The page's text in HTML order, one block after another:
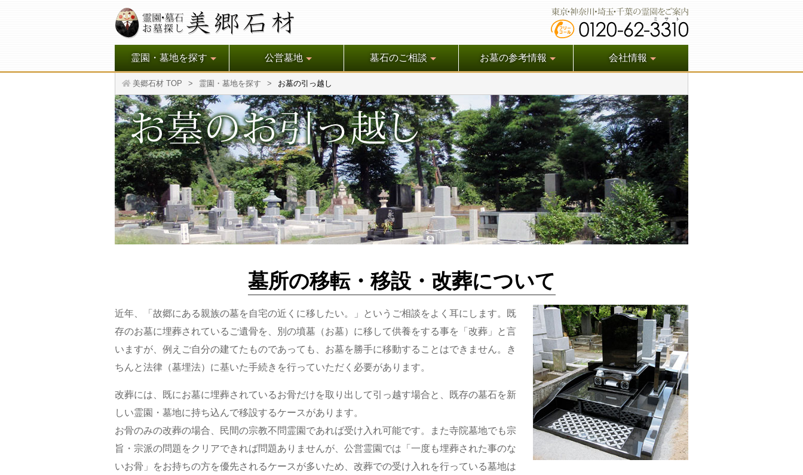
霊園・墓地を探す 公営墓地 墓石のご相談 お墓の参考情報 会社情報
美郷石材 TOP 霊園・墓地を探す お墓の引っ越し
墓所の移転・移設・改葬について
近年、「故郷にある親族の墓を自宅の近くに移したい。」というご相談をよく耳にします。既
存のお墓に埋葬されているご遺骨を、別の墳墓（お墓）に移して供養をする事を「 改葬 」と言
いますが、例えご自分の建てたものであっても、お墓を勝手に移動することはできません。き
ちんと法律（墓埋法）に基いた手続きを行っていただく必要があります。
改葬には、既にお墓に埋葬されているお骨だけを取り出して引っ越す場合と、既存の墓石を新
しい霊園・墓地に持ち込んで移設するケースがあります。
お骨のみの改葬の場合、民間の宗教不問霊園であれば受け入れ可能です。また寺院墓地でも宗
旨・宗派の問題をクリアできれば問題ありませんが、公営霊園では「一度も埋葬された事のな
いお骨」をお持ちの方を優先されるケースが多いため、改葬での受け入れを行っている墓地は